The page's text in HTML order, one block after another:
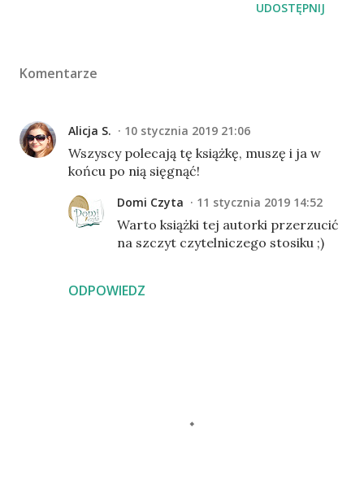
UDOSTĘPNIJ
Komentarze
Alicja S. 10 stycznia 2019 21:06
Wszyscy polecają tę książkę, muszę i ja w
końcu po nią sięgnąć!
ODPOWIEDZ
Domi Czyta 11 stycznia 2019 14:52
Warto książki tej autorki przerzucić
na szczyt czytelniczego stosiku ;)